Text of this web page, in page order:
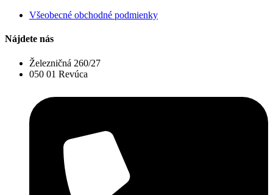
Všeobecné obchodné podmienky
Nájdete nás
Železničná 260/27
050 01 Revúca